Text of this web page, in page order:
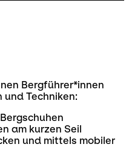
Bergführer*innen
Techniken:
am kurzen Seil
und mittels mobiler